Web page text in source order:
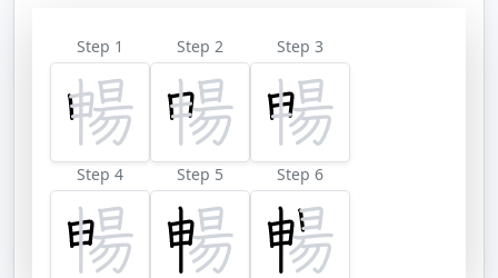
Step 1 Step 2 Step 3
Step 4 Step 5 Step 6